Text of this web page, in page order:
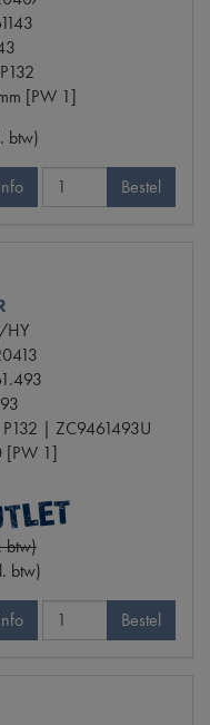
[PW 1]
btw)
Bestel
HY
| ZC9461493U
[PW 1]
btw)
btw)
Bestel